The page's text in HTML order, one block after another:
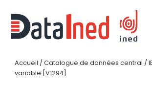
Accueil / Catalogue de données central /
variable [V1294]